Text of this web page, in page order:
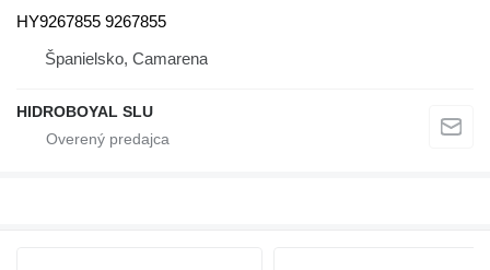
HY9267855 9267855
Španielsko, Camarena
HIDROBOYAL SLU